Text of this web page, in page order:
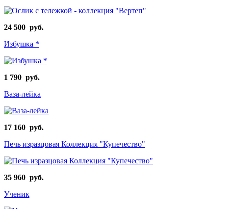
24 500 руб.
Избушка *
1 790 руб.
Ваза-лейка
17 160 руб.
Печь изразцовая Коллекция "Купечество"
35 960 руб.
Ученик